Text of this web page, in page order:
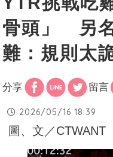
骨頭」 另
難：規則太
分享 留言
2026/05/16 18:39
圖、文／CTWANT